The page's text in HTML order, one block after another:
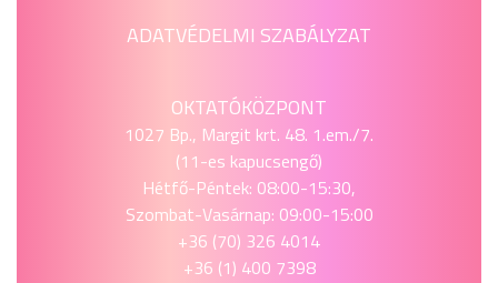
ADATVÉDELMI SZABÁLYZAT
OKTATÓKÖZPONT
1027 Bp., Margit krt. 48. 1.em./7.
(11-es kapucsengő)
Hétfő-Péntek: 08:00-15:30,
Szombat-Vasárnap: 09:00-15:00
+36 (70) 326 4014
+36 (1) 400 7398